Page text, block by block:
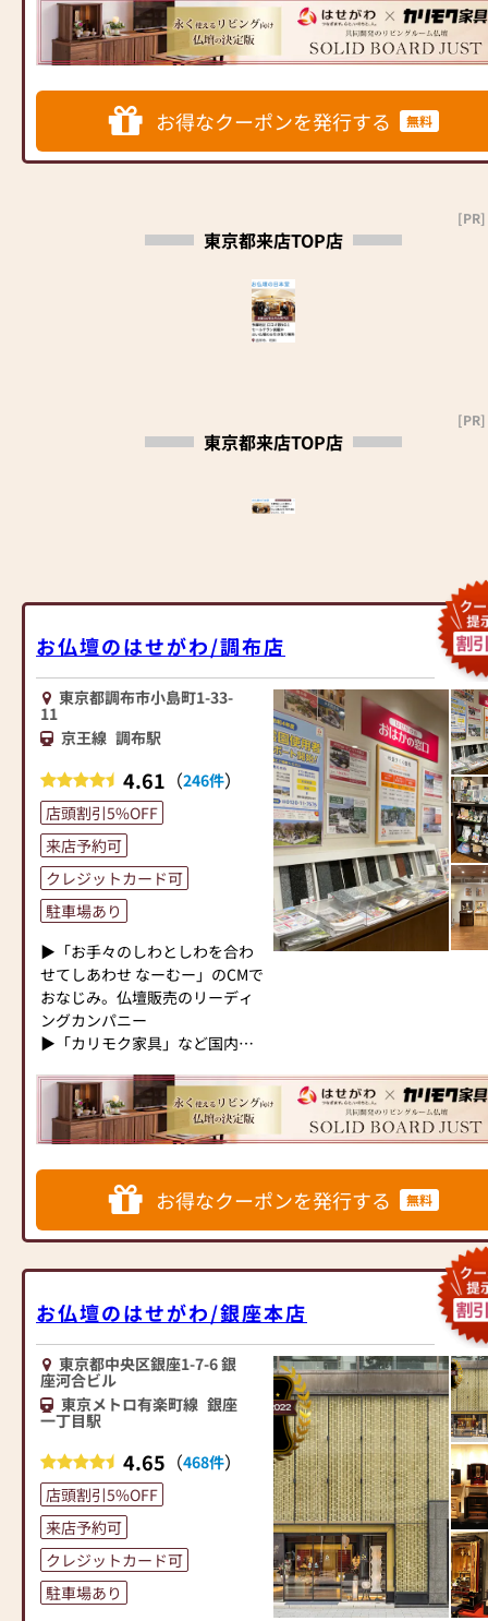
らいいかわからないな…〗
お応えします！！配達からお仏
壇・お仏具のご安置、荘厳まで
ます。お仏具の取り扱い説明も
致します。配達料・設置料とも
に無料です。当日のご安置場所
※お仏壇の掲載商品で、一部在
を提供いたします。
お仏壇のはせがわでは、お客様
の大切なご供養に寄り添い、お
ひ一度、当店にお越しくださ
い。心地よい空間で、お仏壇や
仏具をご覧いただけます。スタ
ンなデザインの仏壇、またコン
パクトなサイズの仏壇など、お
客様のご要望に合わせて選ぶこ
刻、仏像の種類も豊富にご用意
しておりますので、心からご供
養いただける仏壇を見つけてい
立てなど、お仏壇のセットや個
ります。お好みやご自宅のお仏
壇に合わせて、お求めいただけ
だけるような耐久性のある商品
問やご相談にも親身にお答え
ます。お客様のご満足度を最優
先に考え、心からのおもてなし
を提供いたします。
お仏壇のはせがわでは、お客様
の大切なご供養に寄り添い、お
手伝いさせていただきます。ぜ
ひ一度、当店にお越しくださ
い。心地よい空間で、お仏壇や
仏具をご覧いただけます。スタ
ッフ一同、心よりお待ちしてお
ります。」
住宅にあったモダンなお仏壇を
作っています。他にも国内の家
具専門メーカーと作り上げたお
人と偲ぶ人をつなぐ新しいカタ
チを提案します。
≪はせがわ店舗サービスのご案
品整理のご相談
予約ボタン」からお申込くださ
●お電話(ご相談や商品のご注文
揃えとリーズナブルな価格でお
仏壇には様々な種類がございま
ンなデザインの仏壇、またコン
パクトなサイズの仏壇など、お
客様のご要望に合わせて選ぶこ
刻、仏像の種類も豊富にご用意
しておりますので、心からご供
養いただける仏壇を見つけてい
ただけます。
さらに、仏具も充実しておりま
す。位牌や線香、ろうそくや花
立てなど、お仏壇のセットや個
別のアイテムも豊富に揃えてお
ります。お好みやご自宅のお仏
壇に合わせて、お求めいただけ
ます。
当店の魅力は、品質と価格のバ
お求めやすい価格を実現してい
ます。お客様に長くご利用いた
だけるような耐久性のある商品
を取り扱っておりますので、安
心してお買い物をお楽しみいた
だけます。
また、スタッフ一同、お客様の
ご要望に丁寧にお応えいたしま
す。お仏壇や仏具に関するご質
し、最適なアドバイスをいたし
先に考え、心からのおもてなし
を提供いたします。
お仏壇のはせがわでは、お客様
の大切なご供養に寄り添い、お
手伝いさせていただきます。ぜ
ひ一度、当店にお越しくださ
い。心地よい空間で、お仏壇や
仏具をご覧いただけます。スタ
ッフ一同、心よりお待ちしてお
ります。」
ンテリアにマッチするお仏壇を
展開
国内130店舗以上のスケールメ
リットと東証上場の信頼。創業
以来、親切・丁寧な説明と対応
を心がけ、年間約25,000基のお
では、さまざまな供養（対話の
ります。ご自身、ご家族にあっ
た供養の形について、迷うこと
や、お困りのことなどございま
す。1,000種類以上の組み合わせ
お仏壇のはせがわは、日本を代
家具」との協同開発で、現代の
住宅にあったモダンなお仏壇を
作っています。他にも国内の家
具専門メーカーと作り上げたお
仏壇コレクションがあり、祈る
チを提案します。
≪はせがわ店舗サービスのご案
内≫
●仏壇・仏具・お墓・相続・遺
品整理のご相談
●ご来店予約(ページ内の「来店
予約ボタン」からお申込くださ
い)
●お電話(ご相談や商品のご注文
を承ります。お電話時に「いい
仏壇を見た」とお伝えください)
がご相談や商品ご購入のお手続
きを致します)
へ≫
「仏壇や仏具をお探しでした
越しください。当店は幅広い品
揃えとリーズナブルな価格でお
仏壇には様々な種類がございま
ンなデザインの仏壇、またコン
パクトなサイズの仏壇など、お
客様のご要望に合わせて選ぶこ
とができます。仏壇の素材や彫
刻、仏像の種類も豊富にご用意
しておりますので、心からご供
養いただける仏壇を見つけてい
ただけます。
さらに、仏具も充実しておりま
す。位牌や線香、ろうそくや花
立てなど、お仏壇のセットや個
お得なクーポンを発行する 無料
東京都来店TOP店
[PR]
東京都来店TOP店
[PR]
お仏壇のはせがわ/調布店
東京都調布市小島町1-33-
11
京王線 調布駅
4.61 （246件）
店頭割引5%OFF
来店予約可
クレジットカード可
駐車場あり
▶「お手々のしわとしわを合わ
せてしあわせ なーむー」のCMで
おなじみ。仏壇販売のリーディ
ングカンパニー
▶「カリモク家具」など国内家
ンテリアにマッチするお仏壇を
展開
国内130店舗以上のスケールメ
リットと東証上場の信頼。創業
以来、親切・丁寧な説明と対応
を心がけ、年間約25,000基のお
仏壇、約3,000基のお墓を納めて
では、さまざまな供養（対話の
場づくり）の形をご提案してお
ります。ご自身、ご家族にあっ
た供養の形について、迷うこと
や、お困りのことなどございま
したら、ぜひ、お気軽にご相談
ください。店内にはお仏壇・お
仏具・お位牌・お線香・お念珠
等、豊富にご用意しておりま
す。1,000種類以上の組み合わせ
の中からお客様に合ったお仏
壇・お仏具をご提案いたしま
す。
お得なクーポンを発行する 無料
お仏壇のはせがわ/銀座本店
東京都中央区銀座1-7-6 銀
座河合ビル
東京メトロ有楽町線 銀座
一丁目駅
4.65 （468件）
店頭割引5%OFF
来店予約可
クレジットカード可
駐車場あり